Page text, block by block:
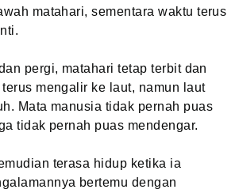
matahari, sementara waktu terus
pergi, matahari tetap terbit dan
mengalir ke laut, namun laut
Mata manusia tidak pernah puas
tidak pernah puas mendengar.
terasa hidup ketika ia
bertemu dengan